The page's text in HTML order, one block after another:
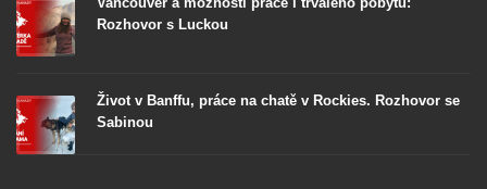
Rozhovor s Luckou
Život v Banffu, práce na chatě v Rockies. Rozhovor se
Sabinou